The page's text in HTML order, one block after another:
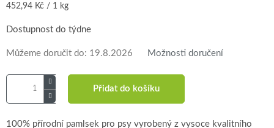
Měrná
452,94 Kč / 1 kg
Dostupnost do týdne
Můžeme doručit do: 19.8.2026 Možnosti doručení
Přidat do košíku
100% přírodní pamlsek pro psy vyrobený z vysoce kvalitního